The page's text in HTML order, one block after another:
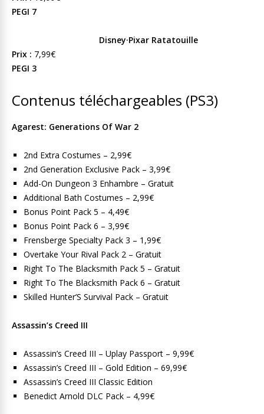
PEGI 7
Disney·Pixar Ratatouille
Prix : 7,99€
PEGI 3
Contenus téléchargeables (PS3)
Agarest: Generations Of War 2
2nd Extra Costumes – 2,99€
2nd Generation Exclusive Pack – 3,99€
Add-On Dungeon 3 Enhambre – Gratuit
Additional Bath Costumes – 2,99€
Bonus Point Pack 5 – 4,49€
Bonus Point Pack 6 – 3,99€
Frensberge Specialty Pack 3 – 1,99€
Overtake Your Rival Pack 2 – Gratuit
Right To The Blacksmith Pack 5 – Gratuit
Right To The Blacksmith Pack 6 – Gratuit
Skilled Hunter’S Survival Pack – Gratuit
Assassin’s Creed III
Assassin’s Creed III – Uplay Passport – 9,99€
Assassin’s Creed III – Gold Edition – 69,99€
Assassin’s Creed III Classic Edition
Benedict Arnold DLC Pack – 4,99€